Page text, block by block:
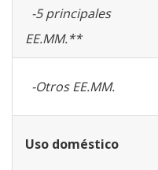
-5 principales
EE.MM.**
-Otros EE.MM.
Uso doméstico